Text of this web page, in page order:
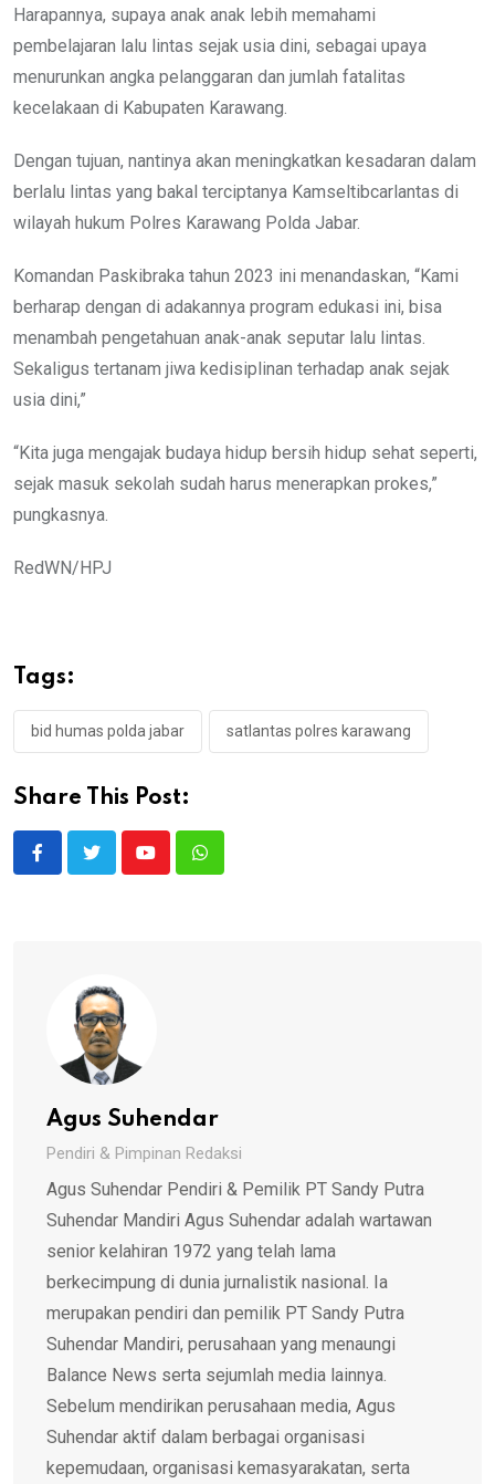
Harapannya, supaya anak anak lebih memahami
pembelajaran lalu lintas sejak usia dini, sebagai upaya
menurunkan angka pelanggaran dan jumlah fatalitas
kecelakaan di Kabupaten Karawang.
Dengan tujuan, nantinya akan meningkatkan kesadaran dalam
berlalu lintas yang bakal terciptanya Kamseltibcarlantas di
wilayah hukum Polres Karawang Polda Jabar.
Komandan Paskibraka tahun 2023 ini menandaskan, “Kami
berharap dengan di adakannya program edukasi ini, bisa
menambah pengetahuan anak-anak seputar lalu lintas.
Sekaligus tertanam jiwa kedisiplinan terhadap anak sejak
usia dini,”
“Kita juga mengajak budaya hidup bersih hidup sehat seperti,
sejak masuk sekolah sudah harus menerapkan prokes,”
pungkasnya.
RedWN/HPJ
Tags:
bid humas polda jabar satlantas polres karawang
Share This Post:
YoutubeWhatsapp
Agus Suhendar
Pendiri & Pimpinan Redaksi
Agus Suhendar Pendiri & Pemilik PT Sandy Putra
Suhendar Mandiri Agus Suhendar adalah wartawan
senior kelahiran 1972 yang telah lama
berkecimpung di dunia jurnalistik nasional. Ia
merupakan pendiri dan pemilik PT Sandy Putra
Suhendar Mandiri, perusahaan yang menaungi
Balance News serta sejumlah media lainnya.
Sebelum mendirikan perusahaan media, Agus
Suhendar aktif dalam berbagai organisasi
kepemudaan, organisasi kemasyarakatan, serta